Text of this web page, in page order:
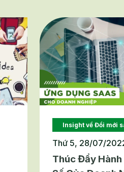
Insight về Đổi mới
Thứ 5, 28/07/
Thúc Đẩy